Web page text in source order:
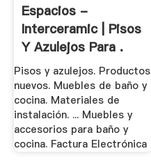
Espacios -
Interceramic | Pisos
Y Azulejos Para .
Pisos y azulejos. Productos
nuevos. Muebles de baño y
cocina. Materiales de
instalación. ... Muebles y
accesorios para baño y
cocina. Factura Electrónica